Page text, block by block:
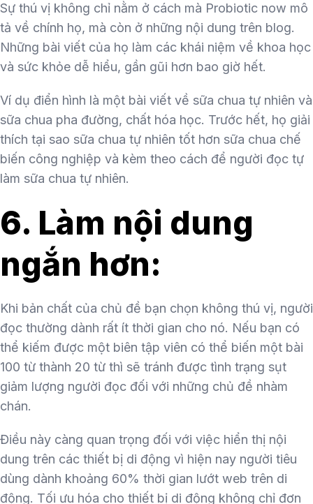
Sự thú vị không chỉ nằm ở cách mà Probiotic now mô
tả về chính họ, mà còn ở những nội dung trên blog.
Những bài viết của họ làm các khái niệm về khoa học
và sức khỏe dễ hiểu, gần gũi hơn bao giờ hết.
Ví dụ điển hình là một bài viết về sữa chua tự nhiên và
sữa chua pha đường, chất hóa học. Trước hết, họ giải
thích tại sao sữa chua tự nhiên tốt hơn sữa chua chế
biến công nghiệp và kèm theo cách để người đọc tự
làm sữa chua tự nhiên.
6. Làm nội dung
ngắn hơn:
Khi bản chất của chủ đề bạn chọn không thú vị, người
đọc thường dành rất ít thời gian cho nó. Nếu bạn có
thể kiếm được một biên tập viên có thể biến một bài
100 từ thành 20 từ thì sẽ tránh được tình trạng sụt
giảm lượng người đọc đối với những chủ đề nhàm
chán.
Điều này càng quan trọng đối với việc hiển thị nội
dung trên các thiết bị di động vì hiện nay người tiêu
dùng dành khoảng 60% thời gian lướt web trên di
động. Tối ưu hóa cho thiết bị di động không chỉ đơn